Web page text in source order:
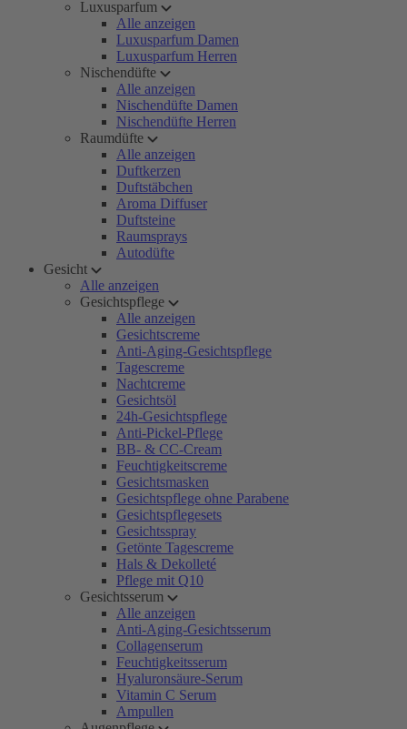
Luxusparfum
Alle anzeigen
Luxusparfum Damen
Luxusparfum Herren
Nischendüfte
Alle anzeigen
Nischendüfte Damen
Nischendüfte Herren
Raumdüfte
Alle anzeigen
Duftkerzen
Duftstäbchen
Aroma Diffuser
Duftsteine
Raumsprays
Autodüfte
Gesicht
Alle anzeigen
Gesichtspflege
Alle anzeigen
Gesichtscreme
Anti-Aging-Gesichtspflege
Tagescreme
Nachtcreme
Gesichtsöl
24h-Gesichtspflege
Anti-Pickel-Pflege
BB- & CC-Cream
Feuchtigkeitscreme
Gesichtsmasken
Gesichtspflege ohne Parabene
Gesichtspflegesets
Gesichtsspray
Getönte Tagescreme
Hals & Dekolleté
Pflege mit Q10
Gesichtsserum
Alle anzeigen
Anti-Aging-Gesichtsserum
Collagenserum
Feuchtigkeitsserum
Hyaluronsäure-Serum
Vitamin C Serum
Ampullen